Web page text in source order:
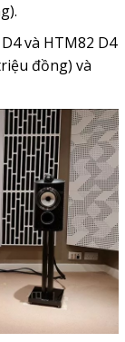
và HTM82 D4
đồng) và